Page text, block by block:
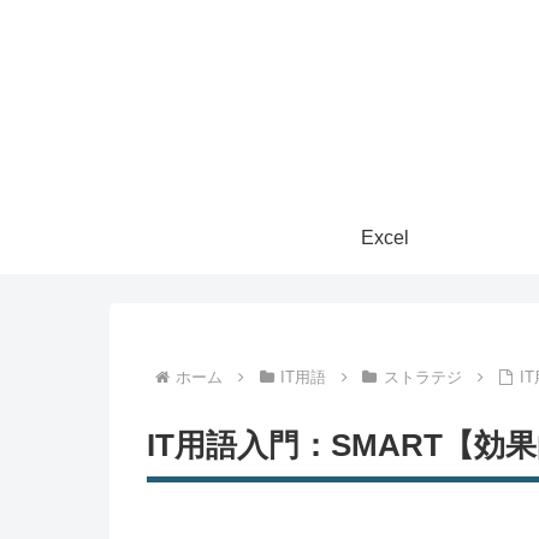
Excel
ホーム IT用語 ストラテジ
IT用語入門：SMART【効